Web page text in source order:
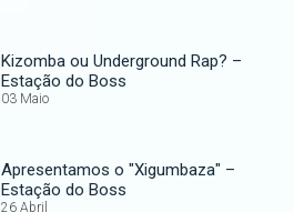
Kizomba ou Underground Rap? –
Estação do Boss
03 Maio
Apresentamos o "Xigumbaza" –
Estação do Boss
26 Abril